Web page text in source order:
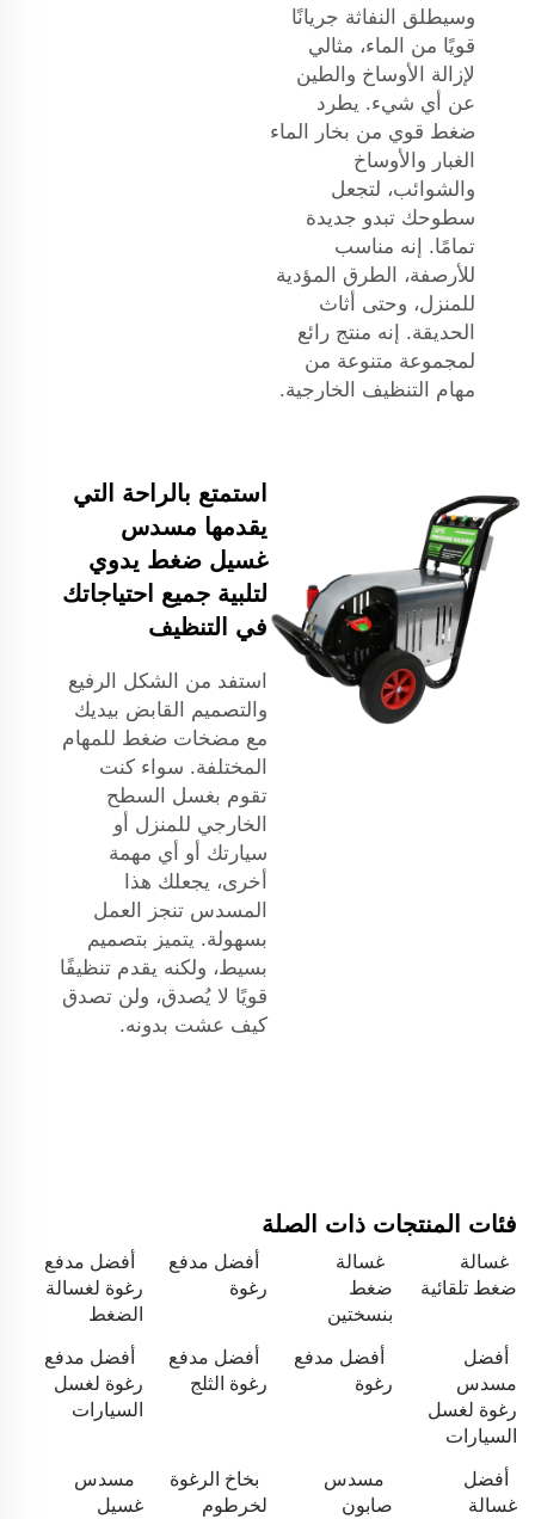
وسيطلق النفاثة جريانًا
قويًا من الماء، مثالي
لإزالة الأوساخ والطين
عن أي شيء. يطرد
ضغط قوي من بخار الماء
الغبار والأوساخ
والشوائب، لتجعل
سطوحك تبدو جديدة
تمامًا. إنه مناسب
للأرصفة، الطرق المؤدية
للمنزل، وحتى أثاث
الحديقة. إنه منتج رائع
لمجموعة متنوعة من
مهام التنظيف الخارجية.
استمتع بالراحة التي
يقدمها مسدس
غسيل ضغط يدوي
لتلبية جميع احتياجاتك
في التنظيف
استفد من الشكل الرفيع
والتصميم القابض بيديك
مع مضخات ضغط للمهام
المختلفة. سواء كنت
تقوم بغسل السطح
الخارجي للمنزل أو
سيارتك أو أي مهمة
أخرى، يجعلك هذا
المسدس تنجز العمل
بسهولة. يتميز بتصميم
بسيط، ولكنه يقدم تنظيفًا
قويًا لا يُصدق، ولن تصدق
كيف عشت بدونه.
فئات المنتجات ذات الصلة
غسالة
ضغط تلقائية
غسالة
ضغط
بنسختين
أفضل مدفع
رغوة
أفضل مدفع
رغوة لغسالة
الضغط
أفضل
مسدس
رغوة لغسل
السيارات
أفضل مدفع
رغوة
أفضل مدفع
رغوة الثلج
أفضل مدفع
رغوة لغسل
السيارات
أفضل
غسالة
مسدس
صابون
بخاخ الرغوة
لخرطوم
مسدس
غسيل